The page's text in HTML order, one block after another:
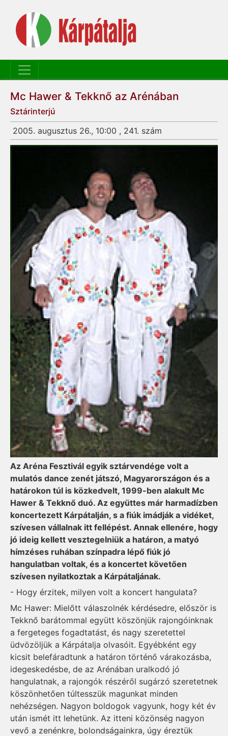
Mc Hawer & Tekknő az Arénában
Sztárinterjú
2005. augusztus 26., 10:00 , 241. szám
Az Aréna Fesztivál egyik sztárvendége volt a
mulatós dance zenét játszó, Magyarországon és a
határokon túl is közkedvelt, 1999-ben alakult Mc
Hawer & Tekknő duó. Az együttes már harmadízben
koncertezett Kárpátalján, s a fiúk imádják a vidéket,
szívesen vállalnak itt fellépést. Annak ellenére, hogy
jó ideig kellett vesztegelniük a határon, a matyó
hímzéses ruhában színpadra lépő fiúk jó
hangulatban voltak, és a koncertet követően
szívesen nyilatkoztak a Kárpátaljának.
- Hogy érzitek, milyen volt a koncert hangulata?
Mc Hawer: Mielőtt válaszolnék kérdésedre, először is
Tekknő barátommal együtt köszönjük rajongóinknak
a fergeteges fogadtatást, és nagy szeretettel
üdvözöljük a Kárpátalja olvasóit. Egyébként egy
kicsit belefáradtunk a határon történő várakozásba,
idegeskedésbe, de az Arénában uralkodó jó
hangulatnak, a rajongók részéről sugárzó szeretetnek
köszönhetően túltesszük magunkat minden
nehézségen. Nagyon boldogok vagyunk, hogy két év
után ismét itt lehetünk. Az itteni közönség nagyon
vevő a zenénkre, bolondságainkra, úgy éreztük